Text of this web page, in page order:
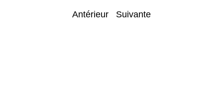
Antérieur Suivante